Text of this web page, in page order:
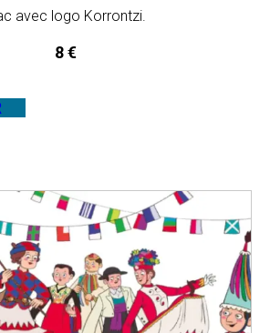
avec logo Korrontzi.
8€